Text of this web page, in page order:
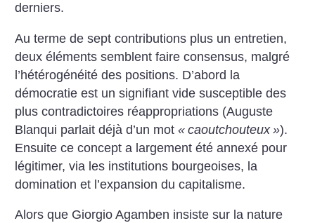
derniers.
Au terme de sept contributions plus un entretien,
deux éléments semblent faire consensus, malgré
l’hétérogénéité des positions. D’abord la
démocratie est un signifiant vide susceptible des
plus contradictoires réappropriations (Auguste
Blanqui parlait déjà d’un mot« caoutchouteux »).
Ensuite ce concept a largement été annexé pour
légitimer, via les institutions bourgeoises, la
domination et l’expansion du capitalisme.
Alors que Giorgio Agamben insiste sur la nature